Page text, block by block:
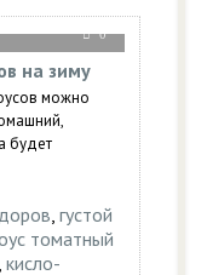
0
на зиму
можно
будет
, густой
томатный
кисло-